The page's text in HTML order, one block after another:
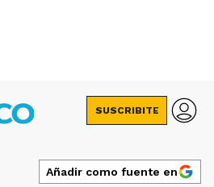
SUSCRIBITE
Añadir como fuente en